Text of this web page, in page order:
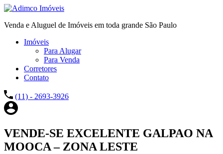
Venda e Aluguel de Imóveis em toda grande São Paulo
Imóveis
Para Alugar
Para Venda
Corretores
Contato
(11) - 2693-3926
VENDE-SE EXCELENTE GALPAO NA
MOOCA – ZONA LESTE